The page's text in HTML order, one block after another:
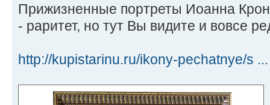
Прижизненные портреты Иоанна
- раритет, но тут Вы видите и вовсе
http://kupistarinu.ru/ikony-pechatnye/s